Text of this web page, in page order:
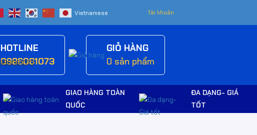
Tài khoản
HOTLINE
0986061073
GIỎ HÀNG
0 sản phẩm
GIAO HÀNG TOÀN
QUỐC
ĐA DẠNG- GIÁ
TỐT